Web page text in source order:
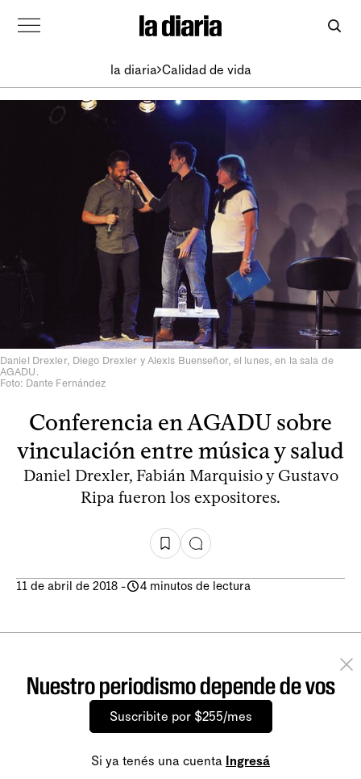
la diaria Calidad de vida
Daniel Drexler, Diego Drexler y Alexis Buenseñor, el lunes, en la sala de
AGADU.
Foto: Dante Fernández
Conferencia en AGADU sobre
vinculación entre música y salud
Daniel Drexler, Fabián Marquisio y Gustavo
Ripa fueron los expositores.
11 de abril de 2018 - 4 minutos de lectura
Nuestro periodismo depende de vos
Suscribite por $255/mes
Si ya tenés una cuenta Ingresá